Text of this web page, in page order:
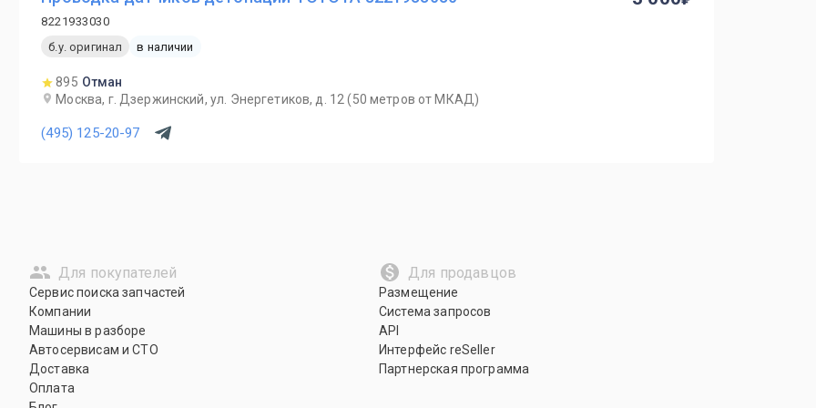
8221933030
б.у. оригинал
в наличии
895 Отман
Москва, г. Дзержинский, ул. Энергетиков, д. 12 (50 метров от МКАД)
(495) 125-20-97
Для покупателей
Сервис поиска запчастей
Компании
Машины в разборе
Автосервисам и СТО
Доставка
Оплата
Для продавцов
Размещение
Система запросов
API
Интерфейс reSeller
Партнерская программа